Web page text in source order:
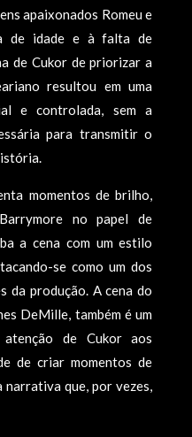
apaixonados Romeu e
de idade e à falta de
de Cukor de priorizar a
resultou em uma
e controlada, sem a
para transmitir o
momentos de brilho,
no papel de
a cena com um estilo
se como um dos
da produção. A cena do
DeMille, também é um
de Cukor aos
de criar momentos de
narrativa que, por vezes,